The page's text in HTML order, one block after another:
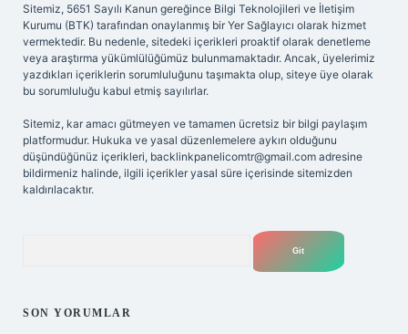
Sitemiz, 5651 Sayılı Kanun gereğince Bilgi Teknolojileri ve İletişim
Kurumu (BTK) tarafından onaylanmış bir Yer Sağlayıcı olarak hizmet
vermektedir. Bu nedenle, sitedeki içerikleri proaktif olarak denetleme
veya araştırma yükümlülüğümüz bulunmamaktadır. Ancak, üyelerimiz
yazdıkları içeriklerin sorumluluğunu taşımakta olup, siteye üye olarak
bu sorumluluğu kabul etmiş sayılırlar.
Sitemiz, kar amacı gütmeyen ve tamamen ücretsiz bir bilgi paylaşım
platformudur. Hukuka ve yasal düzenlemelere aykırı olduğunu
düşündüğünüz içerikleri, backlinkpanelicomtr@gmail.com adresine
bildirmeniz halinde, ilgili içerikler yasal süre içerisinde sitemizden
kaldırılacaktır.
SON YORUMLAR